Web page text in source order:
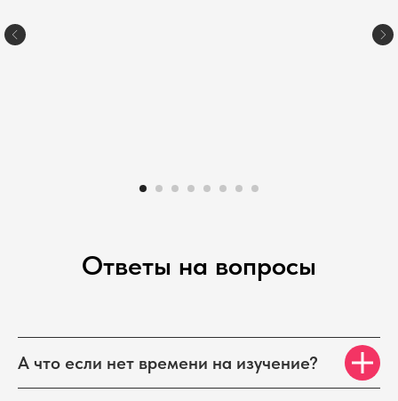
Ответы на вопросы
А что если нет времени на изучение?